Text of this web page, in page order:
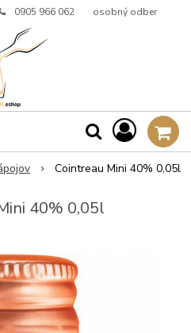
0905 966 062 osobný odber
Cointreau Mini 40% 0,05l
40% 0,05l